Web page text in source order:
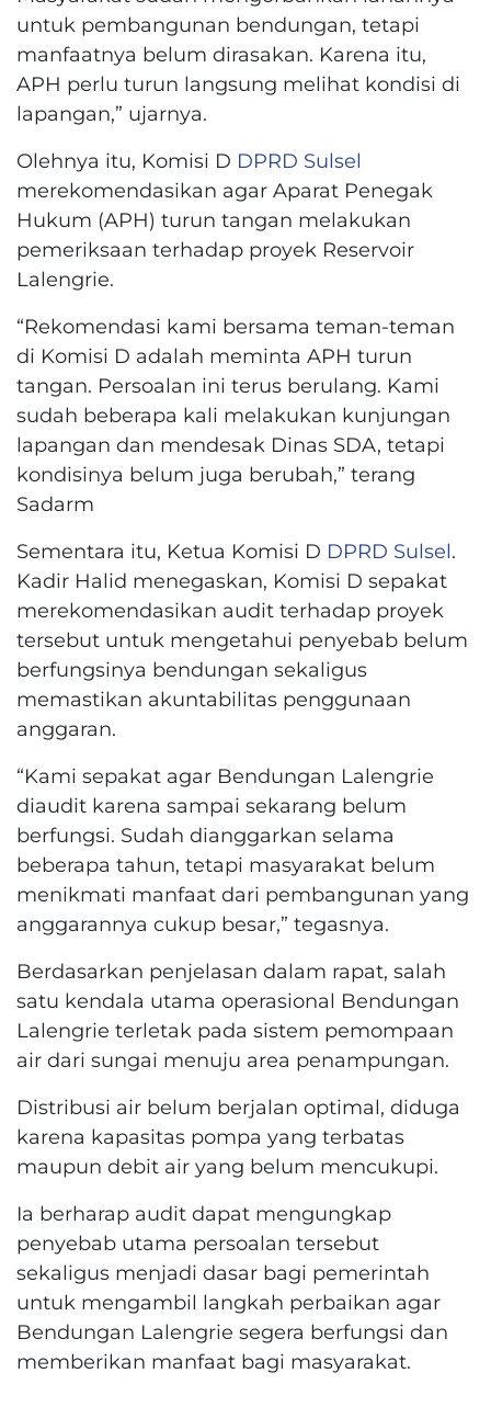
untuk pembangunan bendungan, tetapi
manfaatnya belum dirasakan. Karena itu,
APH perlu turun langsung melihat kondisi di
lapangan,” ujarnya.
Olehnya itu, Komisi D DPRD Sulsel
merekomendasikan agar Aparat Penegak
Hukum (APH) turun tangan melakukan
pemeriksaan terhadap proyek Reservoir
Lalengrie.
“Rekomendasi kami bersama teman-teman
di Komisi D adalah meminta APH turun
tangan. Persoalan ini terus berulang. Kami
sudah beberapa kali melakukan kunjungan
lapangan dan mendesak Dinas SDA, tetapi
kondisinya belum juga berubah,” terang
Sadarm
Sementara itu, Ketua Komisi D DPRD Sulsel.
Kadir Halid menegaskan, Komisi D sepakat
merekomendasikan audit terhadap proyek
tersebut untuk mengetahui penyebab belum
berfungsinya bendungan sekaligus
memastikan akuntabilitas penggunaan
anggaran.
“Kami sepakat agar Bendungan Lalengrie
diaudit karena sampai sekarang belum
berfungsi. Sudah dianggarkan selama
beberapa tahun, tetapi masyarakat belum
menikmati manfaat dari pembangunan yang
anggarannya cukup besar,” tegasnya.
Berdasarkan penjelasan dalam rapat, salah
satu kendala utama operasional Bendungan
Lalengrie terletak pada sistem pemompaan
air dari sungai menuju area penampungan.
Distribusi air belum berjalan optimal, diduga
karena kapasitas pompa yang terbatas
maupun debit air yang belum mencukupi.
Ia berharap audit dapat mengungkap
penyebab utama persoalan tersebut
sekaligus menjadi dasar bagi pemerintah
untuk mengambil langkah perbaikan agar
Bendungan Lalengrie segera berfungsi dan
memberikan manfaat bagi masyarakat.